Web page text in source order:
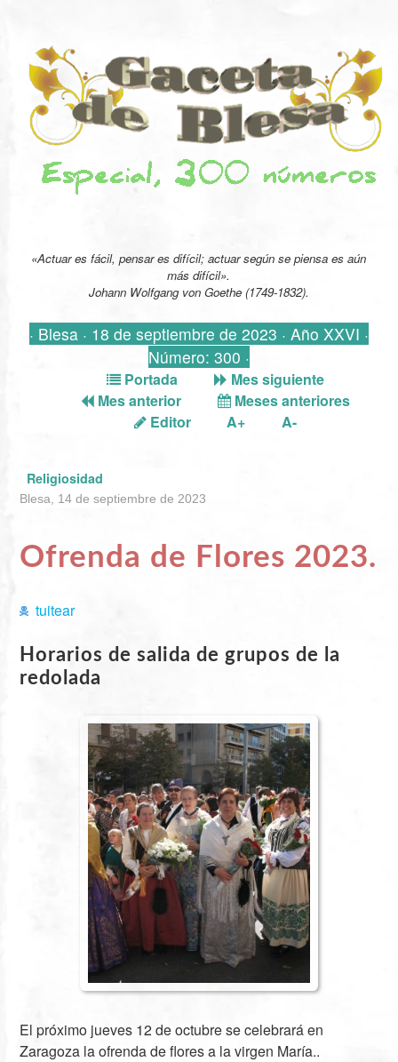
«Actuar es fácil, pensar es difícil; actuar según se piensa es aún
más difícil».
Johann Wolfgang von Goethe (1749-1832).
· Blesa · 18 de septiembre de 2023 · Año XXVI ·
Número: 300 ·
Portada
Mes siguiente
Mes anterior
Meses anteriores
Editor
A+ A-
Religiosidad
Blesa, 14 de septiembre de 2023
Ofrenda de Flores 2023.
tuitear
Horarios de salida de grupos de la
redolada
El próximo jueves 12 de octubrese celebrará en
Zaragoza la ofrenda de flores a la virgen María..